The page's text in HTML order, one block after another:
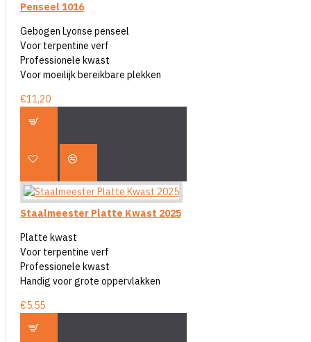
Penseel 1016
Gebogen Lyonse penseel
Voor terpentine verf
Professionele kwast
Voor moeilijk bereikbare plekken
€11,20
Staalmeester Platte Kwast 2025
Platte kwast
Voor terpentine verf
Professionele kwast
Handig voor grote oppervlakken
€5,55